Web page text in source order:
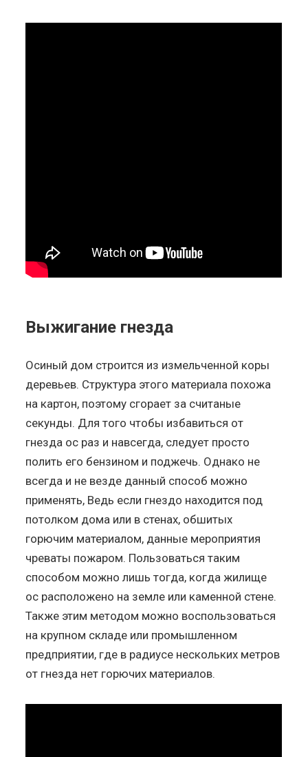
Выжигание гнезда
Осиный дом строится из измельченной коры
деревьев. Структура этого материала похожа
на картон, поэтому сгорает за считаные
секунды. Для того чтобы избавиться от
гнезда ос раз и навсегда, следует просто
полить его бензином и поджечь. Однако не
всегда и не везде данный способ можно
применять, Ведь если гнездо находится под
потолком дома или в стенах, обшитых
горючим материалом, данные мероприятия
чреваты пожаром. Пользоваться таким
способом можно лишь тогда, когда жилище
ос расположено на земле или каменной стене.
Также этим методом можно воспользоваться
на крупном складе или промышленном
предприятии, где в радиусе нескольких метров
от гнезда нет горючих материалов.